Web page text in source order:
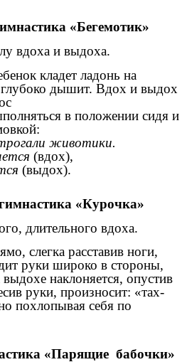
«Бегемотик»
вдоха и выдоха.
кладет ладонь на
дышит. Вдох и выдох
в положении сидя и
животики.
(вдох),
(выдох).
«Курочка»
длительного вдоха.
слегка расставив ноги,
руки широко в стороны,
наклоняется, опустив
руки, произносит: «тах-
похлопывая себя по
«Парящие бабочки»